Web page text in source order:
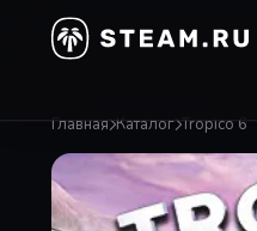
Главная Каталог Tropico 6